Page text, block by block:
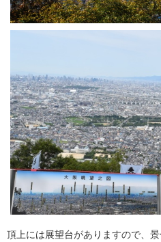
頂上には展望台がありますので、